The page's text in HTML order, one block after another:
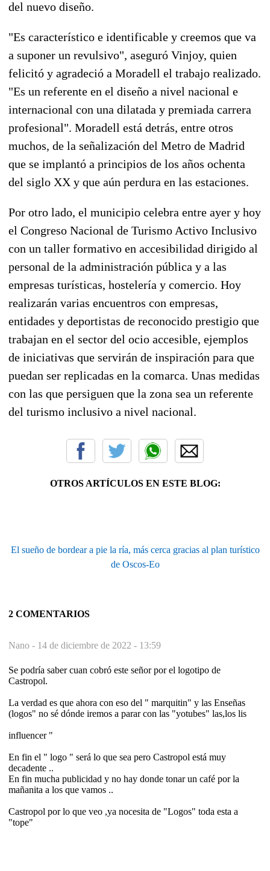
del nuevo diseño.
"Es característico e identificable y creemos que va
a suponer un revulsivo", aseguró Vinjoy, quien
felicitó y agradeció a Moradell el trabajo realizado.
"Es un referente en el diseño a nivel nacional e
internacional con una dilatada y premiada carrera
profesional". Moradell está detrás, entre otros
muchos, de la señalización del Metro de Madrid
que se implantó a principios de los años ochenta
del siglo XX y que aún perdura en las estaciones.
Por otro lado, el municipio celebra entre ayer y hoy
el Congreso Nacional de Turismo Activo Inclusivo
con un taller formativo en accesibilidad dirigido al
personal de la administración pública y a las
empresas turísticas, hostelería y comercio. Hoy
realizarán varias encuentros con empresas,
entidades y deportistas de reconocido prestigio que
trabajan en el sector del ocio accesible, ejemplos
de iniciativas que servirán de inspiración para que
puedan ser replicadas en la comarca. Unas medidas
con las que persiguen que la zona sea un referente
del turismo inclusivo a nivel nacional.
OTROS ARTÍCULOS EN ESTE BLOG:
El sueño de bordear a pie la ría, más cerca gracias al plan turístico
de Oscos-Eo
2 COMENTARIOS
Nano - 14 de diciembre de 2022 - 13:59
Se podría saber cuan cobró este señor por el logotipo de
Castropol.
La verdad es que ahora con eso del " marquitin" y las Enseñas
(logos" no sé dónde iremos a parar con las "yotubes" las,los lis
influencer "
En fin el " logo " será lo que sea pero Castropol está muy
decadente ..
En fin mucha publicidad y no hay donde tonar un café por la
mañanita a los que vamos ..
Castropol por lo que veo ,ya nocesita de "Logos" toda esta a
"tope"